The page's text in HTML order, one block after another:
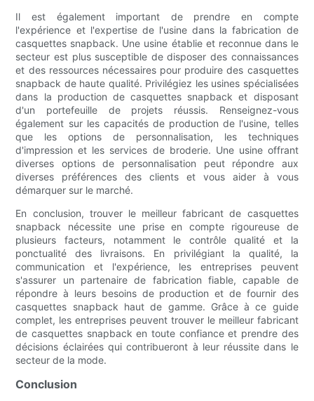
Il est également important de prendre en compte
l'expérience et l'expertise de l'usine dans la fabrication de
casquettes snapback. Une usine établie et reconnue dans le
secteur est plus susceptible de disposer des connaissances
et des ressources nécessaires pour produire des casquettes
snapback de haute qualité. Privilégiez les usines spécialisées
dans la production de casquettes snapback et disposant
d'un portefeuille de projets réussis. Renseignez-vous
également sur les capacités de production de l'usine, telles
que les options de personnalisation, les techniques
d'impression et les services de broderie. Une usine offrant
diverses options de personnalisation peut répondre aux
diverses préférences des clients et vous aider à vous
démarquer sur le marché.
En conclusion, trouver le meilleur fabricant de casquettes
snapback nécessite une prise en compte rigoureuse de
plusieurs facteurs, notamment le contrôle qualité et la
ponctualité des livraisons. En privilégiant la qualité, la
communication et l'expérience, les entreprises peuvent
s'assurer un partenaire de fabrication fiable, capable de
répondre à leurs besoins de production et de fournir des
casquettes snapback haut de gamme. Grâce à ce guide
complet, les entreprises peuvent trouver le meilleur fabricant
de casquettes snapback en toute confiance et prendre des
décisions éclairées qui contribueront à leur réussite dans le
secteur de la mode.
Conclusion